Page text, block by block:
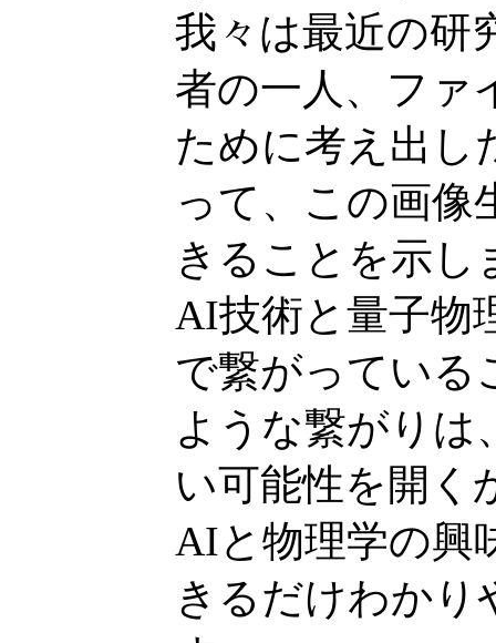
我々は最近の研
者の一人、ファ
ために考え出し
って、この画像
きることを示し
AI技術と量子物
で繋がっている
ような繋がりは
い可能性を開く
AIと物理学の興
きるだけわかり